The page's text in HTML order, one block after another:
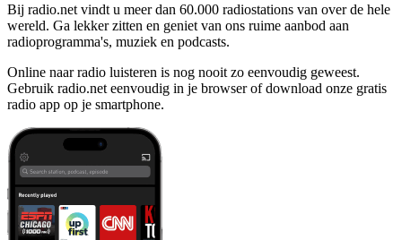
Bij radio.net vindt u meer dan 60.000 radiostations van over de hele
wereld. Ga lekker zitten en geniet van ons ruime aanbod aan
radioprogramma's, muziek en podcasts.
Online naar radio luisteren is nog nooit zo eenvoudig geweest.
Gebruik radio.net eenvoudig in je browser of download onze gratis
radio app op je smartphone.